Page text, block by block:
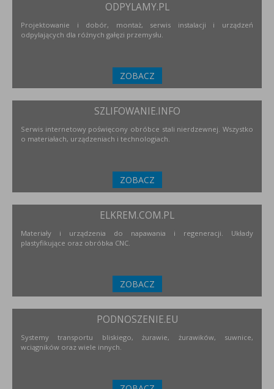
ODPYLAMY.PL
Projektowanie i dobór, montaż, serwis instalacji i urządzeń
odpylających dla różnych gałęzi przemysłu.
ZOBACZ
SZLIFOWANIE.INFO
Serwis internetowy poświęcony obróbce stali nierdzewnej. Wszystko
o materiałach, urządzeniach i technologiach.
ZOBACZ
ELKREM.COM.PL
Materiały i urządzenia do napawania i regeneracji. Układy
plastyfikujące oraz obróbka CNC.
ZOBACZ
PODNOSZENIE.EU
Systemy transportu bliskiego, żurawie, żurawików, suwnice,
wciągników oraz wiele innych.